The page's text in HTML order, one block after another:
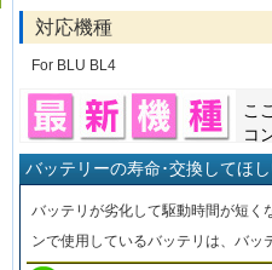
対応機種
For BLU BL4
こ
コ
バッテリーの寿命･交換してほ
バッテリが劣化して駆動時間が短く
ンで使用しているバッテリは、バッ